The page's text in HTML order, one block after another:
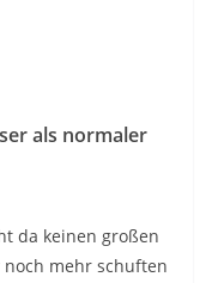
als normaler
da keinen großen
noch mehr schuften